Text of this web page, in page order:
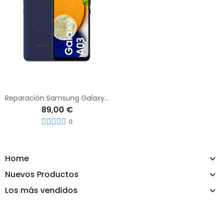
Home
Nuevos Productos
Los más vendidos
Reparación Samsung Galaxy A03
89,00 €
0